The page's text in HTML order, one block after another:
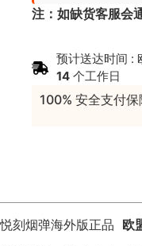
注：如缺货客服会
预计送达时间 :
14 个工作日
100% 安全支付保
悦刻烟弹海外版正品 欧